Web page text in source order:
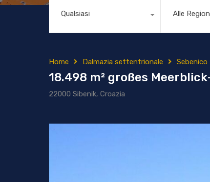
Qualsiasi Alle
Home Dalmazia settentrionale Sebenico
18.498 m² großes
22000 Sibenik, Croazia